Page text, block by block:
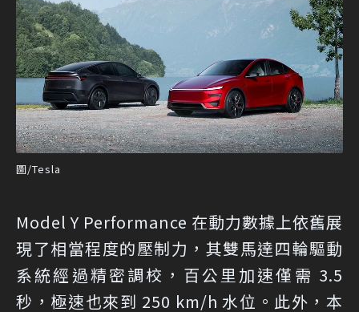
圖/Tesla
Model Y Performance 在動力數據上依舊展
現了相當程度的壓制力，其雙馬達四輪驅動
系統經過精密調校，百公里加速僅需 3.5
秒，極速也來到 250 km/h 水位。此外，本